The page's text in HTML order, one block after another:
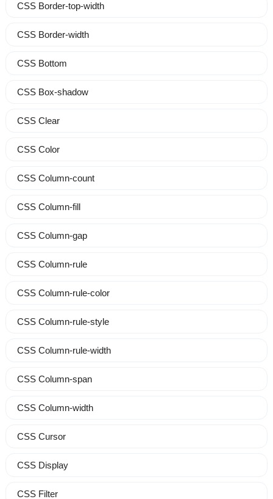
CSS Border-top-width
CSS Border-width
CSS Bottom
CSS Box-shadow
CSS Clear
CSS Color
CSS Column-count
CSS Column-fill
CSS Column-gap
CSS Column-rule
CSS Column-rule-color
CSS Column-rule-style
CSS Column-rule-width
CSS Column-span
CSS Column-width
CSS Cursor
CSS Display
CSS Filter